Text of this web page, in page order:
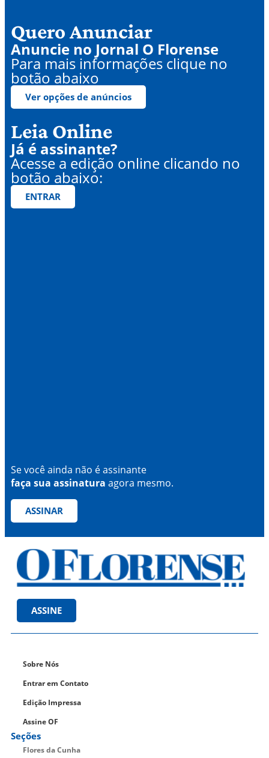
Quero Anunciar
Anuncie no Jornal O Florense
Para mais informações clique no
botão abaixo
Ver opções de anúncios
Leia Online
Já é assinante?
Acesse a edição online clicando no
botão abaixo:
ENTRAR
Se você ainda não é assinante
faça sua assinatura agora mesmo.
ASSINAR
ASSINE
Sobre Nós
Entrar em Contato
Edição Impressa
Assine OF
Seções
Flores da Cunha